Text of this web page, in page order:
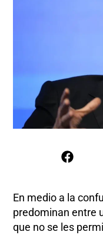
En medio a la
predominan entre
que no se les